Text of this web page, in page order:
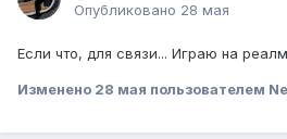
Опубликовано 28 мая
Если что, для связи... Играю на
Изменено 28 мая пользователем